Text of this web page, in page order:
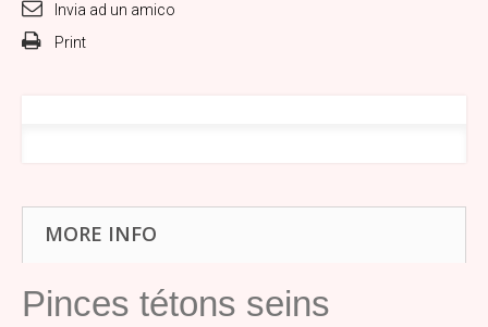
Invia ad un amico
Print
MORE INFO
Pinces tétons seins